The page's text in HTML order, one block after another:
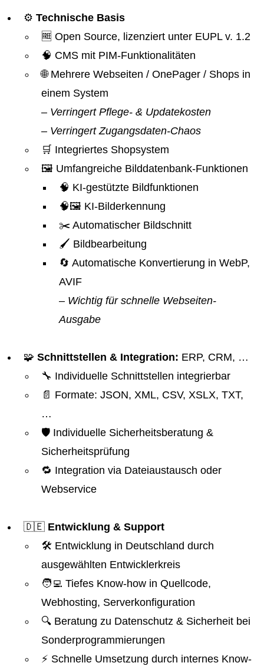
⚙️ Technische Basis
🆓 Open Source, lizenziert unter EUPL v. 1.2
🧠 CMS mit PIM-Funktionalitäten
🌐 Mehrere Webseiten / OnePager / Shops in
einem System
– Verringert Pflege- & Updatekosten
– Verringert Zugangsdaten-Chaos
🛒 Integriertes Shopsystem
🖼️ Umfangreiche Bilddatenbank-Funktionen
🧠 KI-gestützte Bildfunktionen
🧠🖼️ KI-Bilderkennung
✂️ Automatischer Bildschnitt
🖌️ Bildbearbeitung
🔄 Automatische Konvertierung in WebP,
AVIF
– Wichtig für schnelle Webseiten-
Ausgabe
🧩 Schnittstellen & Integration: ERP, CRM, …
🔧 Individuelle Schnittstellen integrierbar
📄 Formate: JSON, XML, CSV, XSLX, TXT,
…
🛡️ Individuelle Sicherheitsberatung &
Sicherheitsprüfung
🔁 Integration via Dateiaustausch oder
Webservice
🇩🇪 Entwicklung & Support
🛠️ Entwicklung in Deutschland durch
ausgewählten Entwicklerkreis
🧑‍💻 Tiefes Know-how in Quellcode,
Webhosting, Serverkonfiguration
🔍 Beratung zu Datenschutz & Sicherheit bei
Sonderprogrammierungen
⚡ Schnelle Umsetzung durch internes Know-